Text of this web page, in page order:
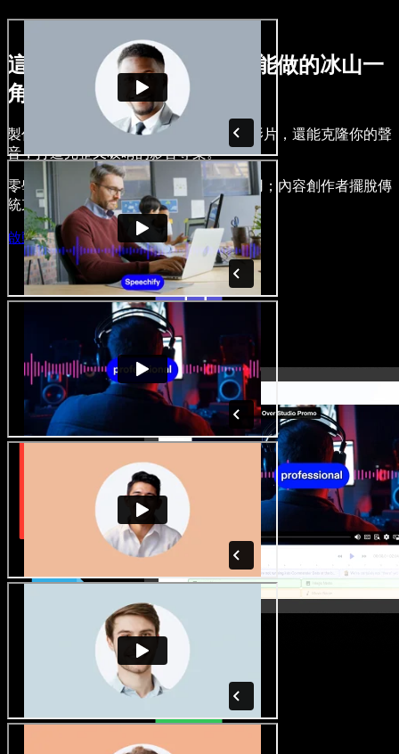
這只是用 Speechify Studio 能做的冰山一
角。
製作旁白、加入免版權的圖像、音訊與影片，還能克隆你的聲
音，打造完整又吸睛的影音專案。
零學習門檻，所有功能皆可在瀏覽器使用；內容創作者擺脫傳
統束縛，讓各種點子通通落地。
啟動 Studio